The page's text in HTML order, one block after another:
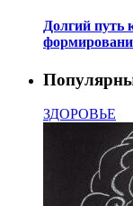
Долгий путь
ЗДОРОВЬЕ